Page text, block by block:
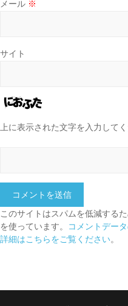
メール ※
サイト
上に表示された文字を入力してく
このサイトはスパムを低減する
を使っています。 コメントデー
詳細はこちらをご覧ください。